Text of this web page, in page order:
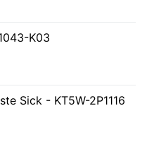
K03
Sick - KT5W-2P1116